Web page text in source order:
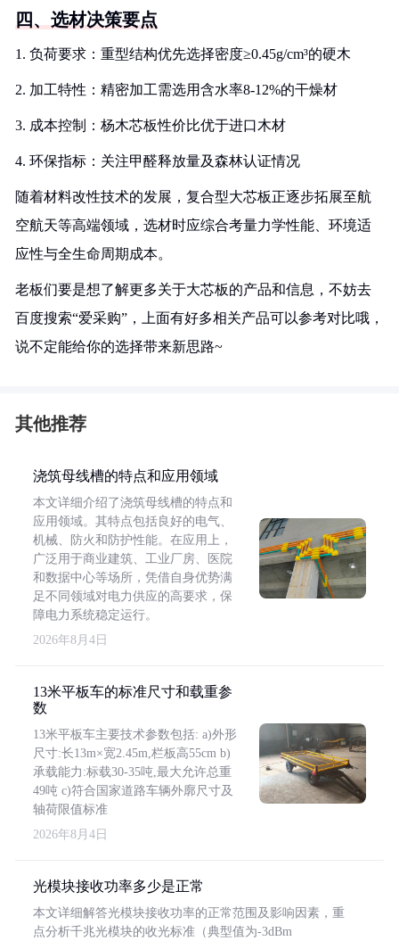
四、选材决策要点
1. 负荷要求：重型结构优先选择密度≥0.45g/cm³的硬木
2. 加工特性：精密加工需选用含水率8-12%的干燥材
3. 成本控制：杨木芯板性价比优于进口木材
4. 环保指标：关注甲醛释放量及森林认证情况
随着材料改性技术的发展，复合型大芯板正逐步拓展至航
空航天等高端领域，选材时应综合考量力学性能、环境适
应性与全生命周期成本。
老板们要是想了解更多关于大芯板的产品和信息，不妨去
百度搜索“爱采购”，上面有好多相关产品可以参考对比哦，
说不定能给你的选择带来新思路~
其他推荐
浇筑母线槽的特点和应用领域
本文详细介绍了浇筑母线槽的特点和
应用领域。其特点包括良好的电气、
机械、防火和防护性能。在应用上，
广泛用于商业建筑、工业厂房、医院
和数据中心等场所，凭借自身优势满
足不同领域对电力供应的高要求，保
障电力系统稳定运行。
2026年8月4日
13米平板车的标准尺寸和载重参
数
13米平板车主要技术参数包括: a)外形
尺寸:长13m×宽2.45m,栏板高55cm b)
承载能力:标载30-35吨,最大允许总重
49吨 c)符合国家道路车辆外廓尺寸及
轴荷限值标准
2026年8月4日
光模块接收功率多少是正常
本文详细解答光模块接收功率的正常范围及影响因素，重
点分析千兆光模块的收光标准（典型值为-3dBm